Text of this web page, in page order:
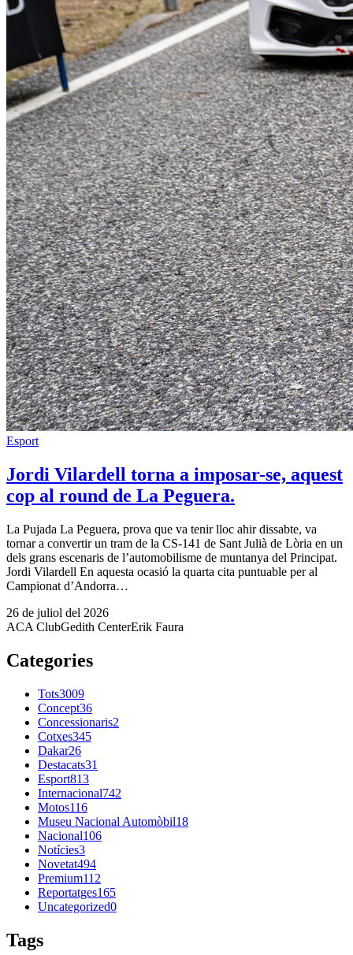
Esport
Jordi Vilardell torna a imposar-se, aquest
cop al round de La Peguera.
La Pujada La Peguera, prova que va tenir lloc ahir dissabte, va
tornar a convertir un tram de la CS-141 de Sant Julià de Lòria en un
dels grans escenaris de l’automobilisme de muntanya del Principat.
Jordi Vilardell En aquesta ocasió la quarta cita puntuable per al
Campionat d’Andorra…
26 de juliol del 2026
ACA ClubGedith CenterErik Faura
Categories
Tots3009
Concept36
Concessionaris2
Cotxes345
Dakar26
Destacats31
Esport813
Internacional742
Motos116
Museu Nacional Automòbil18
Nacional106
Notícies3
Novetat494
Premium112
Reportatges165
Uncategorized0
Tags